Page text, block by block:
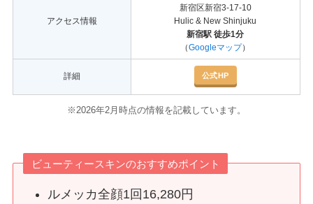
アクセス情報
新宿区新宿3-17-10
Hulic & New Shinjuku
新宿駅 徒歩1分
（Googleマップ）
詳細 公式HP
※2026年2月時点の情報を記載しています。
ビューティースキンのおすすめポイント
ルメッカ全顔1回16,280円